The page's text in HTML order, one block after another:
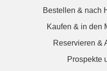
Bestellen & nach
Kaufen & in den
Reservieren &
Prospekte